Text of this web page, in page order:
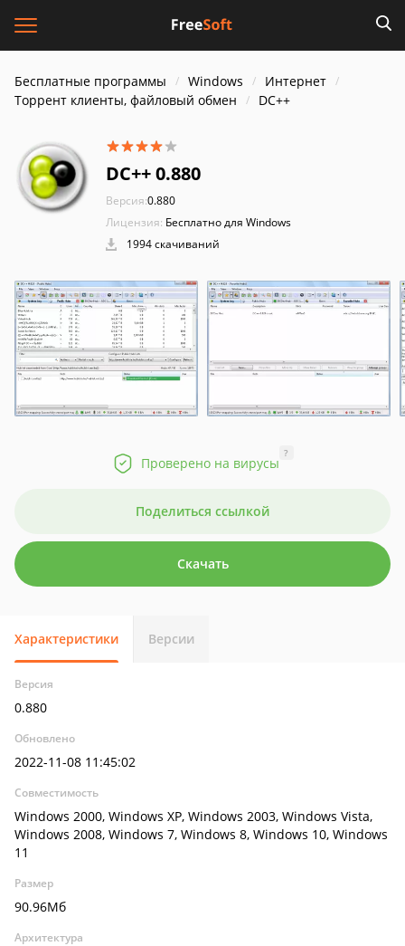
Бесплатные программы Windows
Интернет
Торрент клиенты, файловый обмен
DC++
DC++ 0.880
Версия:0.880
Лицензия: Бесплатно для Windows
1994 скачиваний
Проверено на вирусы
?
Поделиться ссылкой
Скачать
Характеристики Версии
Версия
0.880
Обновлено
2022-11-08 11:45:02
Совместимость
Windows 2000, Windows XP, Windows 2003, Windows Vista,
Windows 2008, Windows 7, Windows 8, Windows 10, Windows
11
Размер
90.96Мб
Архитектура